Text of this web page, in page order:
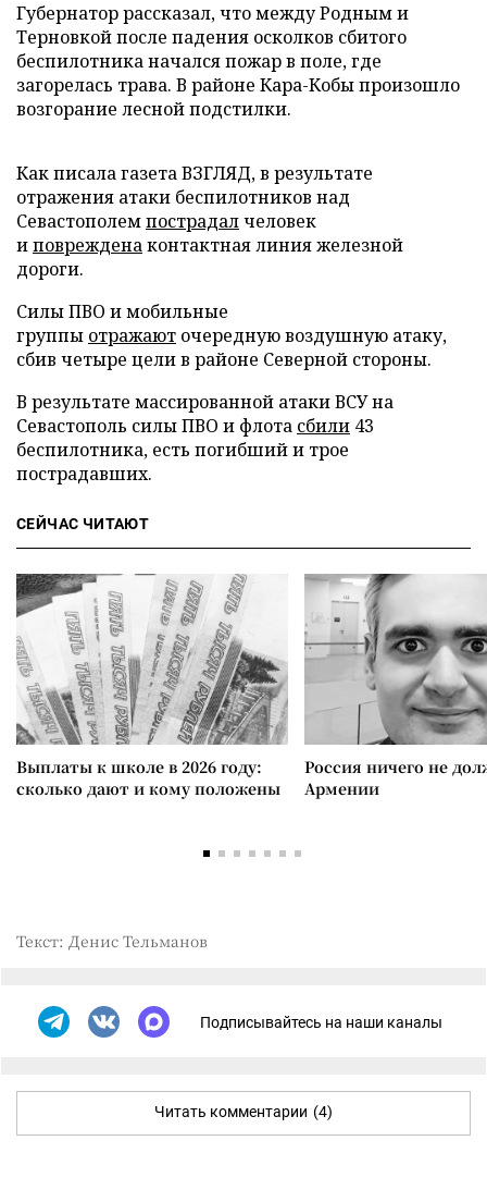
Губернатор рассказал, что между Родным и
Терновкой после падения осколков сбитого
беспилотника начался пожар в поле, где
загорелась трава. В районе Кара-Кобы произошло
возгорание лесной подстилки.
Как писала газета ВЗГЛЯД, в результате
отражения атаки беспилотников над
Севастополемпострадалчеловек
иповрежденаконтактная линия железной
дороги.
Силы ПВО и мобильные
группы отражают очередную воздушную атаку,
сбив четыре цели в районе Северной стороны.
В результате массированной атаки ВСУ на
Севастополь силы ПВО и флота сбили 43
беспилотника, есть погибший и трое
пострадавших.
СЕЙЧАС ЧИТАЮТ
Выплаты к школе в 2026 году:
сколько дают и кому положены
Россия ничего не
Армении
Текст: Денис Тельманов
Подписывайтесь на наши каналы
Читать комментарии (4)